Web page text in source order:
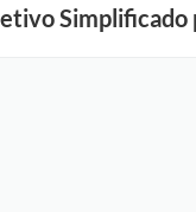
Simplificado